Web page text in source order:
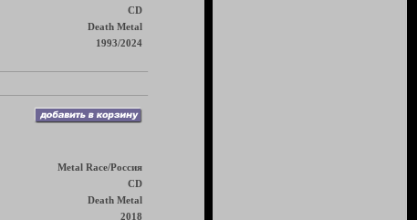
CD
Death Metal
1993/2024
Metal Race/Россия
CD
Death Metal
2018